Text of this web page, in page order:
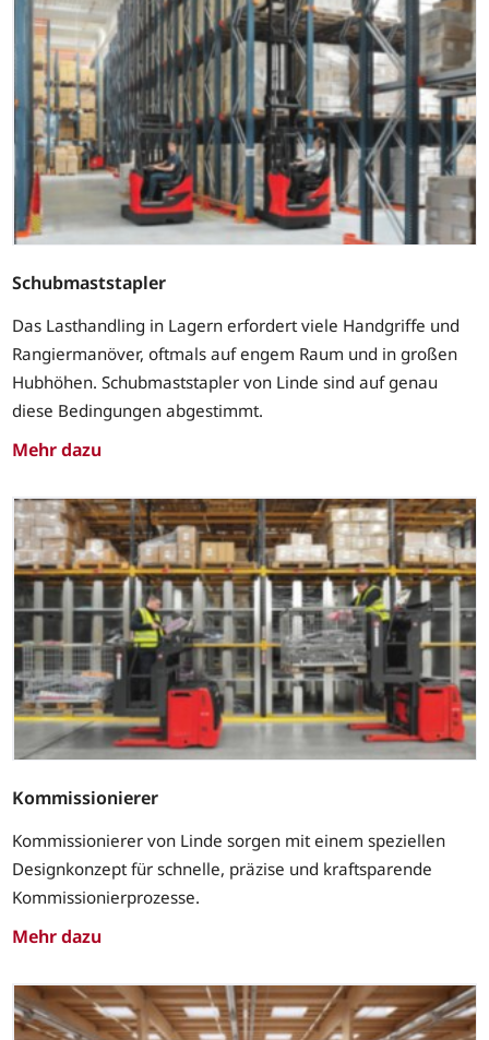
Schubmaststapler
Das Lasthandling in Lagern erfordert viele Handgriffe und
Rangiermanöver, oftmals auf engem Raum und in großen
Hubhöhen. Schubmaststapler von Linde sind auf genau
diese Bedingungen abgestimmt.
Mehr dazu
Kommissionierer
Kommissionierer von Linde sorgen mit einem speziellen
Designkonzept für schnelle, präzise und kraftsparende
Kommissionierprozesse.
Mehr dazu